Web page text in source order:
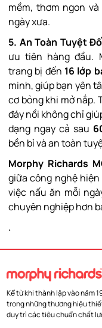
mềm, thơm ngon
ngày xưa.
5. An Toàn Tuyệt
ưu tiên hàng đầu.
trang bị đến 16 lớp
minh, giúp bạn yên
cơ bỏng khi mở nắp.
đáy nồi không chỉ
dạng ngay cả sau
bền bỉ và an toàn
Morphy Richards
giữa công nghệ
việc nấu ăn mỗi
chuyên nghiệp hơn
.
Kể từ khi thành lập vào năm
trong những thương hiệu
duy trì các tiêu chuẩn chất